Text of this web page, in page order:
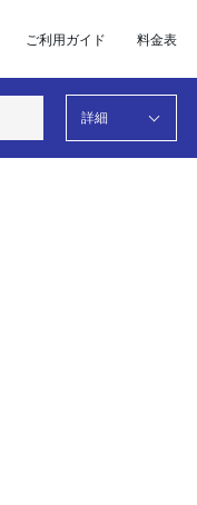
ご利用ガイド 料金表
詳細